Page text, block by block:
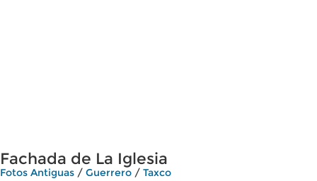
Fachada de La Iglesia
Fotos Antiguas / Guerrero / Taxco